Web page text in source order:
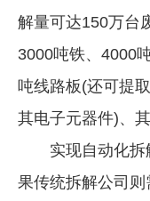
解量可达150万台
3000吨铁、4000
吨线路板(还可提
其电子元器件)、
实现自动化拆
果传统拆解公司